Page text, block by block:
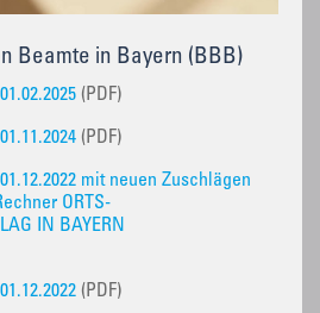
Beamte in Bayern (BBB)
(PDF)
(PDF)
mit neuen Zuschlägen
ORTS-
IN BAYERN
(PDF)